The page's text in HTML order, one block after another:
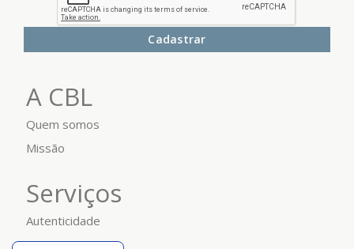
Cadastrar
A CBL
Quem somos
Missão
Serviços
Autenticidade